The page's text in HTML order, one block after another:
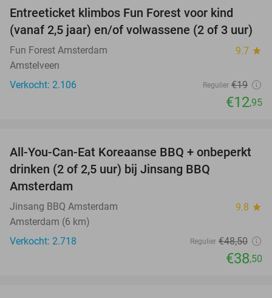
Entreeticket klimbos Fun Forest voor kind
(vanaf 2,5 jaar) en/of volwassene (2 of 3 uur)
Fun Forest Amsterdam 9.7 star
Amstelveen
Verkocht: 2.106
Regulier €19
€12,95
21%
All-You-Can-Eat Koreaanse BBQ + onbeperkt
drinken (2 of 2,5 uur) bij Jinsang BBQ
Amsterdam
Jinsang BBQ Amsterdam 9.8 star
Amsterdam (6 km)
Verkocht: 2.718
Regulier €48,50
€38,50